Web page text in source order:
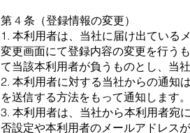
第 4 条（登録情報の変更）
1. 本利⽤者は、当社に届け出ている
変更画⾯にて登録内容の変更を⾏う
て当該本利⽤者が負うものとし、当
2. 本利⽤者に対する当社からの通知
を送信する⽅法をもって通知します。
3. 本利⽤者は、当社から本利⽤者宛
否設定や本利⽤者のメールアドレス